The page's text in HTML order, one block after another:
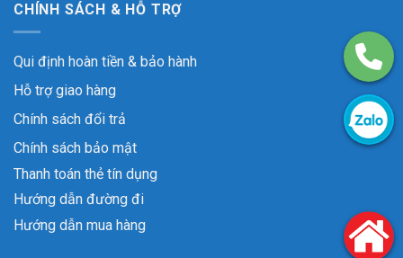
CHÍNH SÁCH & HỖ TRỢ
Qui định hoàn tiền & bảo hành
Hỗ trợ giao hàng
Chính sách đổi trả
Chính sách bảo mật
Thanh toán thẻ tín dụng
Hướng dẫn đường đi
Hướng dẫn mua hàng